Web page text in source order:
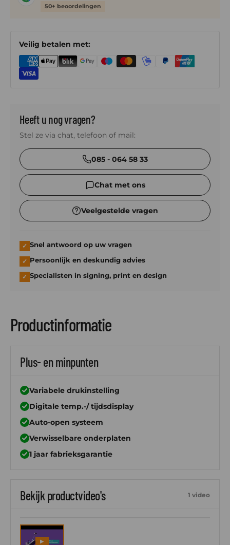
50+ beoordelingen
Veilig betalen met:
Heeft u nog vragen?
Stel ze via chat, telefoon of mail:
085 - 064 58 33
Chat met ons
Veelgestelde vragen
✓ Snel antwoord op uw vragen
✓ Persoonlijk en deskundig advies
✓ Specialisten in signing, print en design
Productinformatie
Plus- en minpunten
Variabele drukinstelling
Digitale temp.-/ tijdsdisplay
Auto-open systeem
Verwisselbare onderplaten
1 jaar fabrieksgarantie
Bekijk productvideo's 1 video
▶